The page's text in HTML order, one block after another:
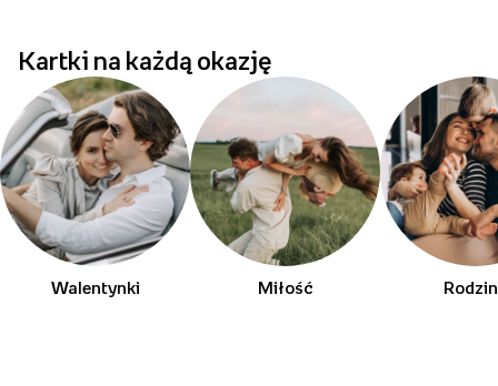
Kartki na każdą okazję
Walentynki Miłość